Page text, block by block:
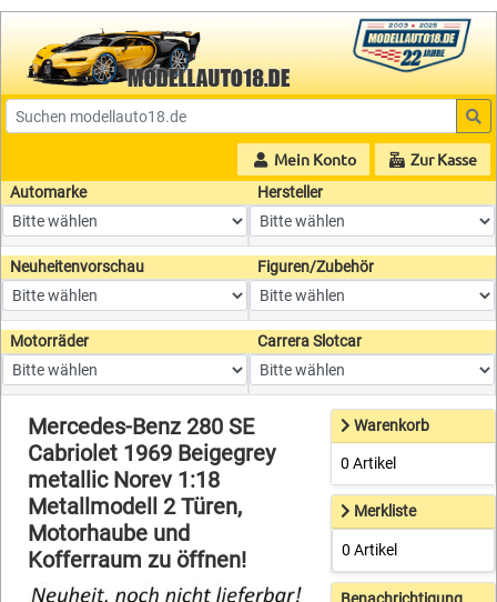
Mein Konto Zur Kasse
Automarke Hersteller
Neuheitenvorschau Figuren/Zubehör
Motorräder Carrera Slotcar
Mercedes-Benz 280 SE
Cabriolet 1969 Beigegrey
metallic Norev 1:18
Metallmodell 2 Türen,
Motorhaube und
Kofferraum zu öffnen!
Warenkorb
0 Artikel
Merkliste
0 Artikel